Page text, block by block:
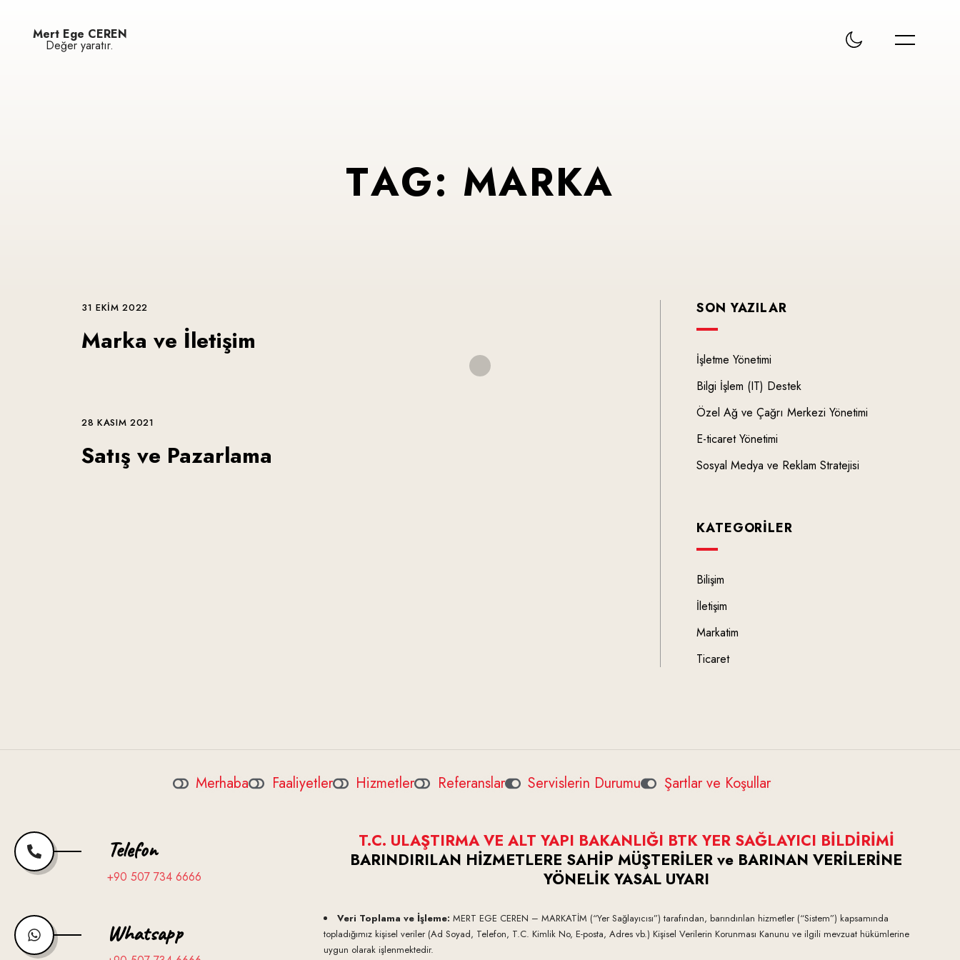
Mert Ege CEREN
Değer yaratır.
TAG: MARKA
31 EKIM 2022
Marka ve İletişim
28 KASIM 2021
Satış ve Pazarlama
SON YAZILAR
İşletme Yönetimi
Bilgi İşlem (IT) Destek
Özel Ağ ve Çağrı Merkezi Yönetimi
E-ticaret Yönetimi
Sosyal Medya ve Reklam Stratejisi
KATEGORILER
Bilişim
İletişim
Markatim
Ticaret
Merhaba Faaliyetler Hizmetler Referanslar Servislerin Durumu Şartlar ve Koşullar
Telefon
+90 507 734 6666
Whatsapp
T.C. ULAŞTIRMA VE ALT YAPI BAKANLIĞI BTK YER SAĞLAYICI BİLDİRİMİ
BARINDIRILAN HİZMETLERE SAHİP MÜŞTERİLER ve BARINAN VERİLERİNE
YÖNELİK YASAL UYARI
Veri Toplama ve İşleme:MERT EGE CEREN – MARKATİM (“Yer Sağlayıcısı”) tarafından, barındırılan hizmetler (“Sistem”) kapsamında
topladığımız kişisel veriler (Ad Soyad, Telefon, T.C. Kimlik No, E-posta, Adres vb.) Kişisel Verilerin Korunması Kanunu ve ilgili mevzuat hükümlerine
uygun olarak işlenmektedir.